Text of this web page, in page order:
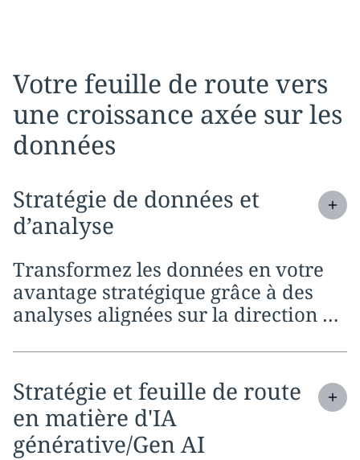
Votre feuille de route vers
une croissance axée sur les
données
Expandservice section:
Stratégie de données et
d’analyse
Transformez les données en votre
avantage stratégique grâce à des
analyses alignées sur la direction de
sa position actuelle.
Expandservice section:
Stratégie et feuille de route
en matière d'IA
générative/Gen AI